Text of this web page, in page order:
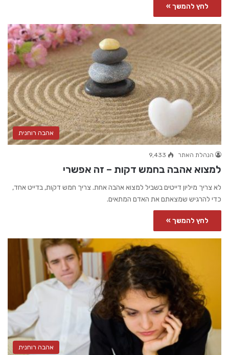
לחץ להמשך »
אהבה רוחנית
הנהלת האתר 9,433
למצוא אהבה בחמש דקות – זה אפשרי
לא צריך מיליון דייטים בשביל למצוא אהבה אחת. צריך חמש דקות, בדייט אחד,
כדי להרגיש שמצאתם את האדם המתאים.
לחץ להמשך »
אהבה רוחנית